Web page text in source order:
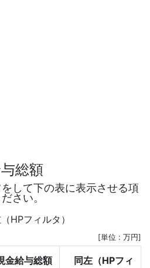
総額
して下の表に表示させる項
さい。
HPフィルタ）
[単位 : 万円]
金給与総額
同左（HPフィ